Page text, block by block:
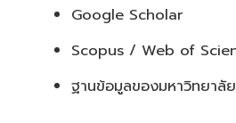
Google Scholar
Scopus / Web of
ฐานข้อมูลของมหาวิทยาลัย